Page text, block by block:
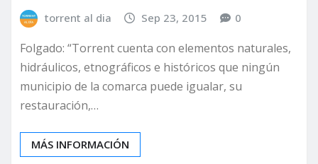
torrent al dia Sep 23, 2015 0
Folgado: “Torrent cuenta con elementos naturales,
hidráulicos, etnográficos e históricos que ningún
municipio de la comarca puede igualar, su
restauración,…
MÁS INFORMACIÓN